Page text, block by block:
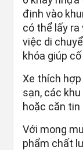
định vào
có thể lấy ra
việc di
khóa giúp
Xe thích
sạn, các
hoặc căn tin
Với mong
phẩm chất